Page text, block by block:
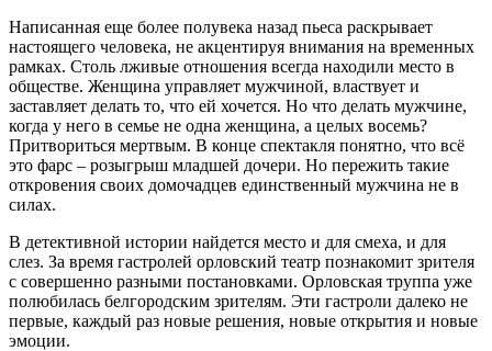
Написанная еще более полувека назад пьеса раскрывает
настоящего человека, не акцентируя внимания на временных
рамках. Столь лживые отношения всегда находили место в
обществе. Женщина управляет мужчиной, властвует и
заставляет делать то, что ей хочется. Но что делать мужчине,
когда у него в семье не одна женщина, а целых восемь?
Притвориться мертвым. В конце спектакля понятно, что всё
это фарс – розыгрыш младшей дочери. Но пережить такие
откровения своих домочадцев единственный мужчина не в
силах.
В детективной истории найдется место и для смеха, и для
слез. За время гастролей орловский театр познакомит зрителя
с совершенно разными постановками. Орловская труппа уже
полюбилась белгородским зрителям. Эти гастроли далеко не
первые, каждый раз новые решения, новые открытия и новые
эмоции.